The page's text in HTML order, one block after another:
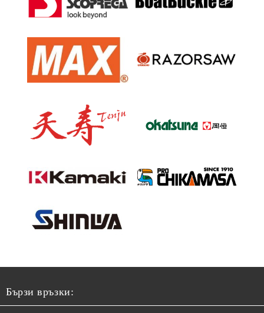
Бързи връзки: